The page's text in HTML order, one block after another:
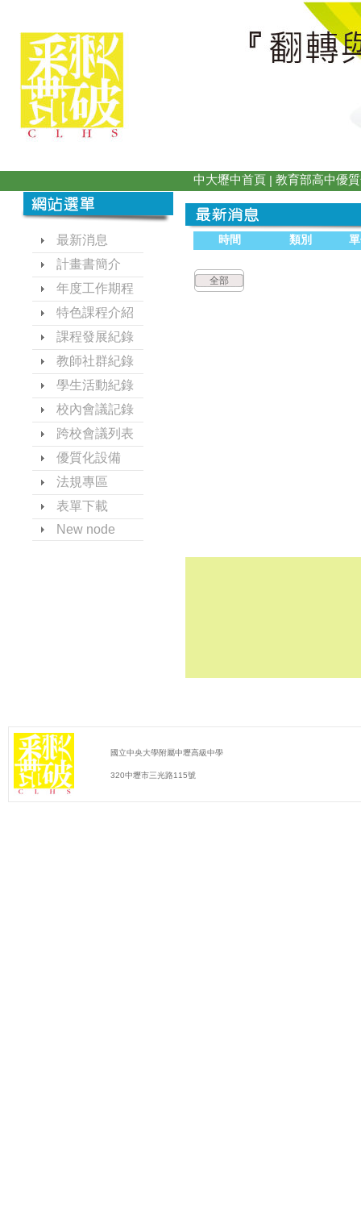
中大壢中首頁 | 教育部高中優
最新消息
計畫書簡介
年度工作期程
特色課程介紹
課程發展紀錄
教師社群紀錄
學生活動紀錄
校內會議記錄
跨校會議列表
優質化設備
法規專區
表單下載
New node
時間 類別
全部
國立中央大學附屬中壢高級中學
320中壢市三光路115號